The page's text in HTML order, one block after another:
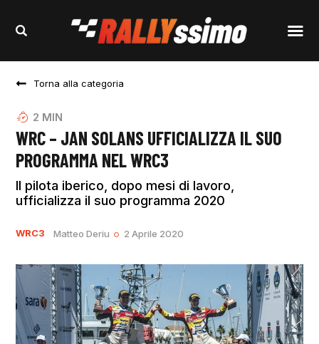
Torna alla categoria
2 MIN
WRC – JAN SOLANS UFFICIALIZZA IL SUO
PROGRAMMA NEL WRC3
Il pilota iberico, dopo mesi di lavoro,
ufficializza il suo programma 2020
WRC3 Matteo Deriu 2 Aprile 2020